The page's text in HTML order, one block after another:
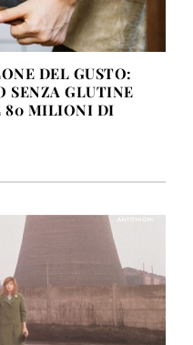
DEL GUSTO:
SENZA GLUTINE
80 MILIONI DI